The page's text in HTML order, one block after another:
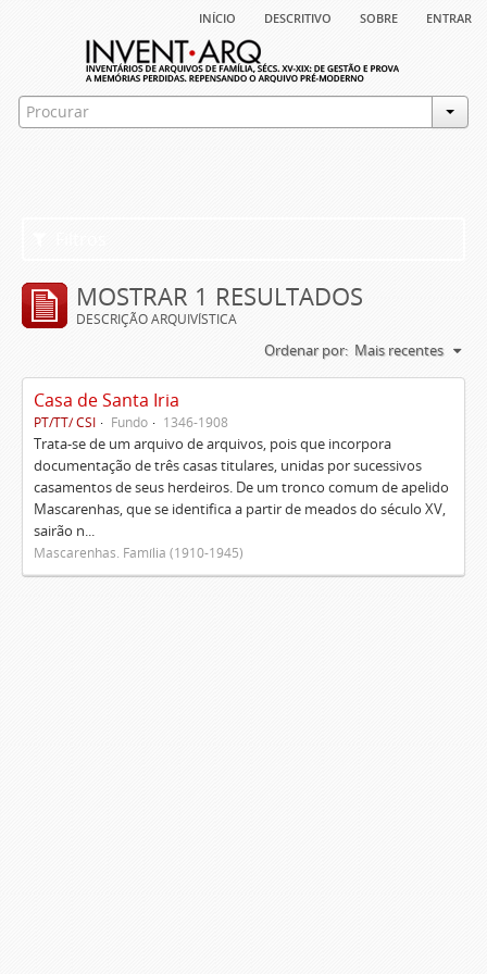
início descritivo sobre entrar
MOSTRAR 1 RESULTADOS
DESCRIÇÃO ARQUIVÍSTICA
Ordenar por: Mais recentes
Casa de Santa Iria
PT/TT/ CSI Fundo 1346-1908
Trata-se de um arquivo de arquivos, pois que incorpora
documentação de três casas titulares, unidas por sucessivos
casamentos de seus herdeiros. De um tronco comum de apelido
Mascarenhas, que se identifica a partir de meados do século XV,
sairão n...
Mascarenhas. Família (1910-1945)